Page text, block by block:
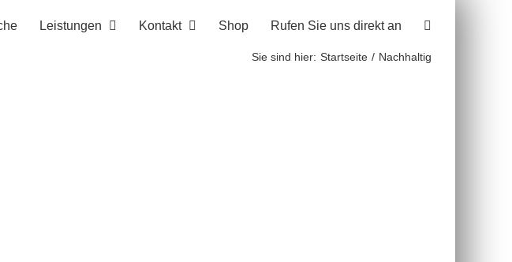
Leistungen Kontakt Shop Rufen Sie uns direkt an
Sie sind hier: Startseite Nachhaltig